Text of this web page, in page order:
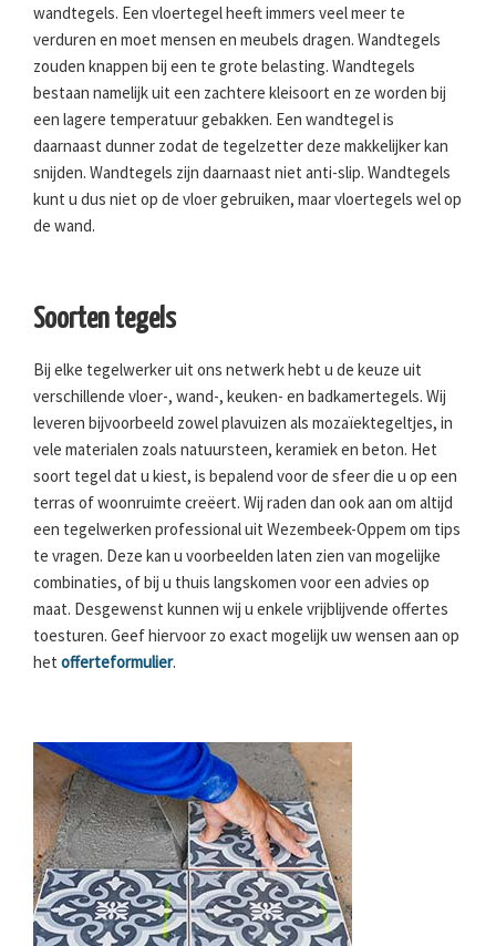
wandtegels. Een vloertegel heeft immers veel meer te
verduren en moet mensen en meubels dragen. Wandtegels
zouden knappen bij een te grote belasting. Wandtegels
bestaan namelijk uit een zachtere kleisoort en ze worden bij
een lagere temperatuur gebakken. Een wandtegel is
daarnaast dunner zodat de tegelzetter deze makkelijker kan
snijden. Wandtegels zijn daarnaast niet anti-slip. Wandtegels
kunt u dus niet op de vloer gebruiken, maar vloertegels wel op
de wand.
Soorten tegels
Bij elke tegelwerker uit ons netwerk hebt u de keuze uit
verschillende vloer-, wand-, keuken- en badkamertegels. Wij
leveren bijvoorbeeld zowel plavuizen als mozaïektegeltjes, in
vele materialen zoals natuursteen, keramiek en beton. Het
soort tegel dat u kiest, is bepalend voor de sfeer die u op een
terras of woonruimte creëert. Wij raden dan ook aan om altijd
een tegelwerken professional uit Wezembeek-Oppem om tips
te vragen. Deze kan u voorbeelden laten zien van mogelijke
combinaties, of bij u thuis langskomen voor een advies op
maat. Desgewenst kunnen wij u enkele vrijblijvende offertes
toesturen. Geef hiervoor zo exact mogelijk uw wensen aan op
het offerteformulier.